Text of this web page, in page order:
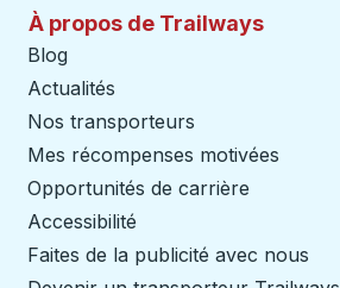
À propos de Trailways
Blog
Actualités
Nos transporteurs
Mes récompenses motivées
Opportunités de carrière
Accessibilité
Faites de la publicité avec nous